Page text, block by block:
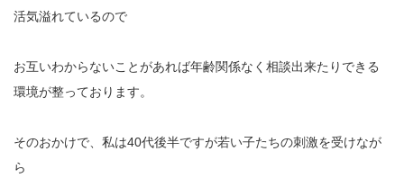
活気溢れているので
お互いわからないことがあれば年齢関係なく相談出来たりできる
環境が整っております。
そのおかけで、私は40代後半ですが若い子たちの刺激を受けなが
ら